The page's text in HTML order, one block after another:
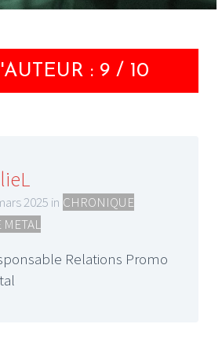
: 9 / 10
2025 in CHRONIQUE
Relations Promo